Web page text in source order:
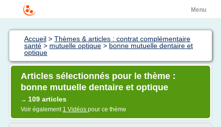
Menu
Accueil > Thèmes & articles : contrat complémentaire
santé > mutuelle optique > bonne mutuelle dentaire et
optique
Articles sélectionnés pour le thème :
bonne mutuelle dentaire et optique
→ 109 articles
Voir également 1 Vidéos pour ce thème